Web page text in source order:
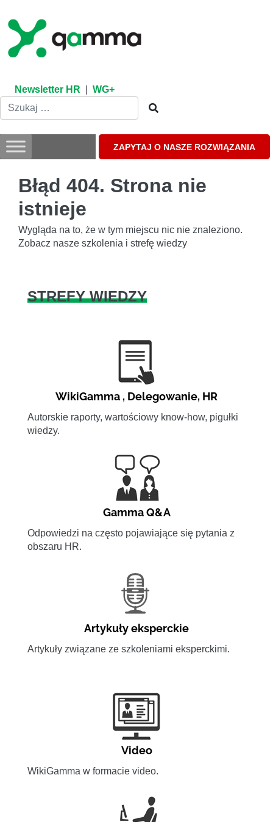
content
Newsletter HR WG+
ZAPYTAJ O NASZE ROZWIĄZANIA
Błąd 404. Strona nie
istnieje
Wygląda na to, że w tym miejscu nic nie znaleziono.
Zobacz nasze szkolenia i strefę wiedzy
STREFY WIEDZY
WikiGamma , Delegowanie, HR
Autorskie raporty, wartościowy know-how, pigułki
wiedzy.
Gamma Q&A
Odpowiedzi na często pojawiające się pytania z
obszaru HR.
Artykuły eksperckie
Artykuły związane ze szkoleniami eksperckimi.
Video
WikiGamma w formacie video.